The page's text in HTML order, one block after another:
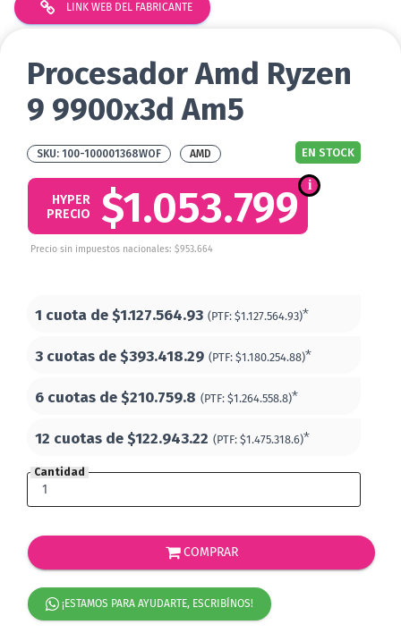
LINK WEB DEL FABRICANTE
Procesador Amd Ryzen
9 9900x3d Am5
100-100001368WOF EN STOCK
AMD
$1.053.799
HYPER
PRECIO
Precio sin impuestos nacionales: $953.664
1 cuota de$1.127.564.93 (PTF: $1.127.564.93)*
3 cuotas de$393.418.29 (PTF: $1.180.254.88)*
6 cuotas de$210.759.8 (PTF: $1.264.558.8)*
12 cuotas de$122.943.22 (PTF: $1.475.318.6)*
Cantidad
COMPRAR
¡ESTAMOS PARA AYUDARTE, ESCRIBÍNOS!